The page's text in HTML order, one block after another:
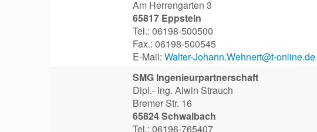
Am Herrengarten 3
65817 Eppstein
Tel.: 06198-500500
Fax.: 06198-500545
E-Mail: Walter-Johann.Wehnert@t-online.de
SMG Ingenieurpartnerschaft
Dipl.- Ing. Alwin Strauch
Bremer Str. 16
65824 Schwalbach
Tel.: 06196-765407